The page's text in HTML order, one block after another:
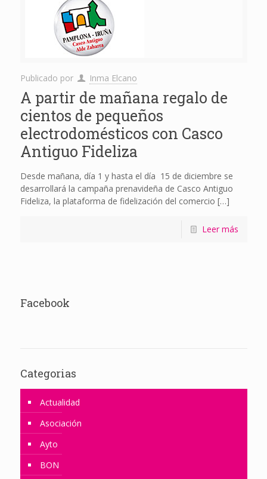
Publicado por Inma Elcano
A partir de mañana regalo de
cientos de pequeños
electrodomésticos con Casco
Antiguo Fideliza
Desde mañana, día 1 y hasta el día 15 de diciembre se
desarrollará la campaña prenavideña de Casco Antiguo
Fideliza, la plataforma de fidelización del comercio […]
Leer más
Facebook
Categorias
Actualidad
Asociación
Ayto
BON